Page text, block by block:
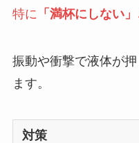
特に 「満杯にしない
振動や衝撃で液体が
ます。
対策